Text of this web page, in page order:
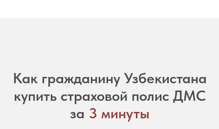
Как гражданину Узбекистана
купить страховой полис ДМС
за 3 минуты